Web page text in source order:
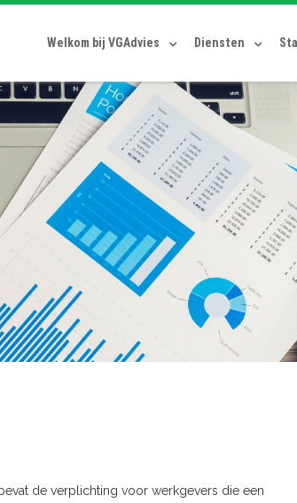
Welkom bij VGAdvies Diensten
de verplichting voor werkgevers die een